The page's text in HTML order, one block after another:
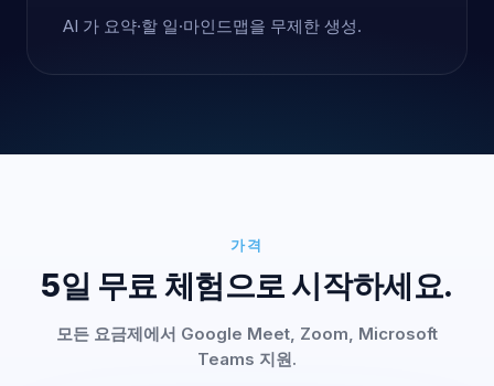
AI 가 요약·할 일·마인드맵을 무제한 생성.
가격
5일 무료 체험으로 시작하세요.
모든 요금제에서 Google Meet, Zoom, Microsoft
Teams 지원.